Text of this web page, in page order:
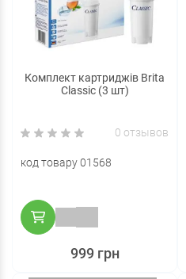
Комплект картриджів Brita
Classic (3 шт)
0 отзывов
код товару 01568
999 грн